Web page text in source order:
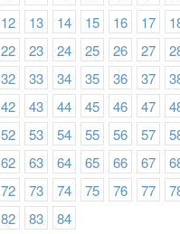
12 13 14 15 16 17
22 23 24 25 26 27
32 33 34 35 36 37
42 43 44 45 46 47
52 53 54 55 56 57
62 63 64 65 66 67
72 73 74 75 76 77
82 83 84